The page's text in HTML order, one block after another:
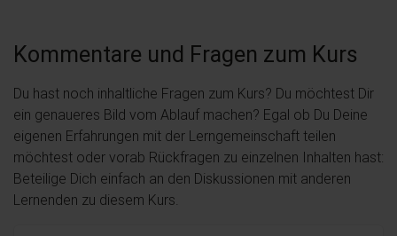
Kommentare und Fragen zum Kurs
Du hast noch inhaltliche Fragen zum Kurs? Du möchtest Dir
ein genaueres Bild vom Ablauf machen? Egal ob Du Deine
eigenen Erfahrungen mit der Lerngemeinschaft teilen
möchtest oder vorab Rückfragen zu einzelnen Inhalten hast:
Beteilige Dich einfach an den Diskussionen mit anderen
Lernenden zu diesem Kurs.